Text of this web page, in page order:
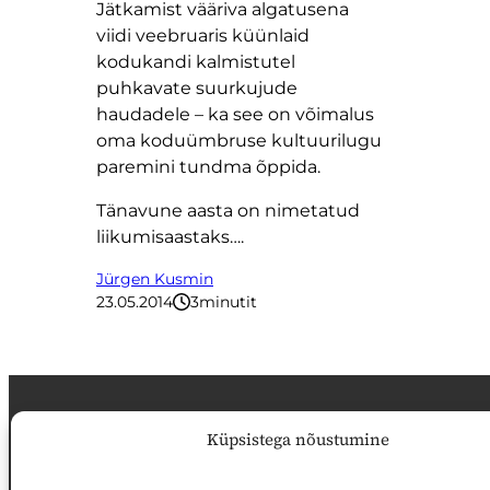
Küpsistega nõustumine
Jätkamist vääriva algatusena
viidi veebruaris küünlaid
kodukandi kalmistutel
puhkavate suurkujude
haudadele – ka see on võimalus
oma koduümbruse kultuurilugu
paremini tundma õppida.
Tänavune aasta on nimetatud
liikumisaastaks….
Jürgen Kusmin
23.05.2014
3minutit